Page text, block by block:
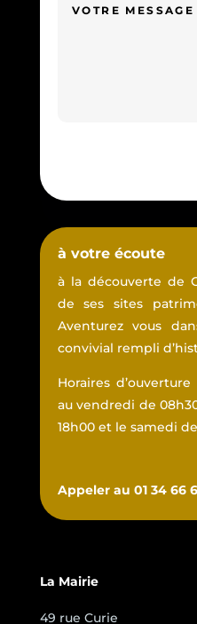
à votre écoute
à la découverte de
de ses sites
Aventurez vous
convivial rempli
Horaires
au vendredi de
18h00 et le samedi
Appeler au 01 34 66
La Mairie
49 rue Curie